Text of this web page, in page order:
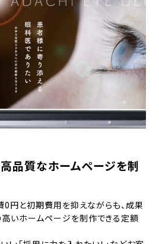
高品質なホームページを制
0円と初期費用を抑えながらも、成果
いホームページを制作できる定額